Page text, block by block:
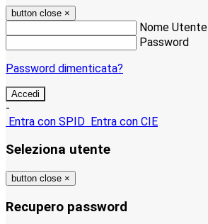
button close ×
Nome Utente
Password
Password dimenticata?
-
Entra con SPID Entra con CIE
Seleziona utente
button close ×
Recupero password